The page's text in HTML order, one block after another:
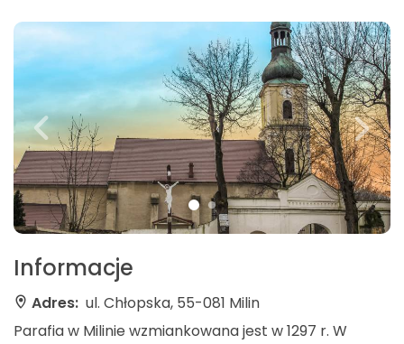
Informacje
Adres: ul. Chłopska, 55-081 Milin
Parafia w Milinie wzmiankowana jest w 1297 r. W